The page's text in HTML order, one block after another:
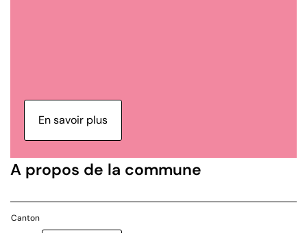
En savoir plus
A propos de la commune
Canton